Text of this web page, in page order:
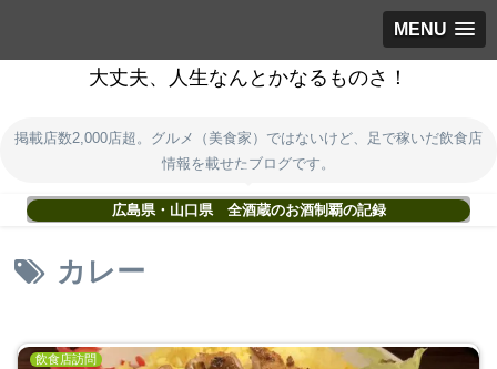
MENU
大丈夫、人生なんとかなるものさ！
掲載店数2,000店超。グルメ（美食家）ではないけど、足で稼いだ飲食店
情報を載せたブログです。
広島県・山口県 全酒蔵のお酒制覇の記録
カレー
飲食店訪問